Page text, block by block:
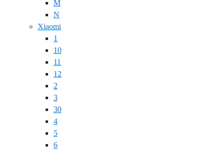
M
N
Xiaomi
1
10
11
12
2
3
30
4
5
6